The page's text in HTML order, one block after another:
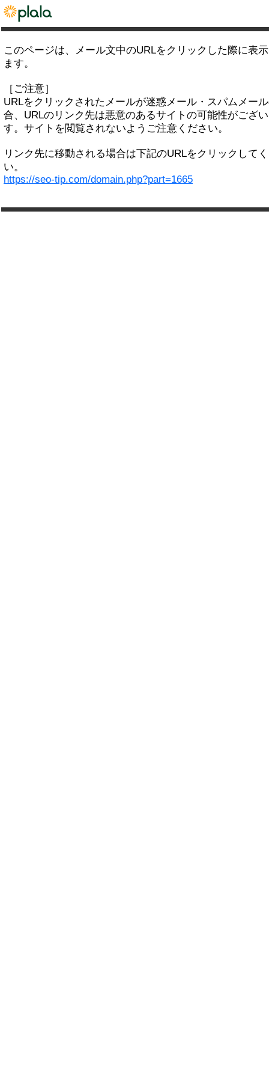
このページは、メール文中のURLをクリックした際に表
ます。
［ご注意］
URLをクリックされたメールが迷惑メール・スパムメー
合、URLのリンク先は悪意のあるサイトの可能性がござ
す。サイトを閲覧されないようご注意ください。
リンク先に移動される場合は下記のURLをクリックして
い。
https://seo-tip.com/domain.php?part=1665